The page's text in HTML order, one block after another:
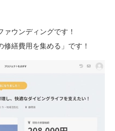
ウンディングです！
繕費用を集める」です！